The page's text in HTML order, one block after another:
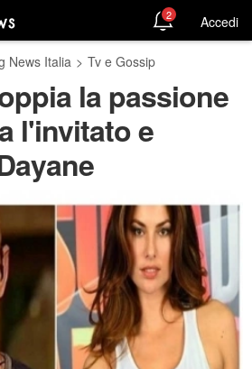
2 Accedi
News Italia > Tv e Gossip
la passione
l'invitato e